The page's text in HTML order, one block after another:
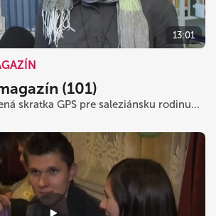
13:01
(101)
skratka GPS pre saleziánsku rodinu...